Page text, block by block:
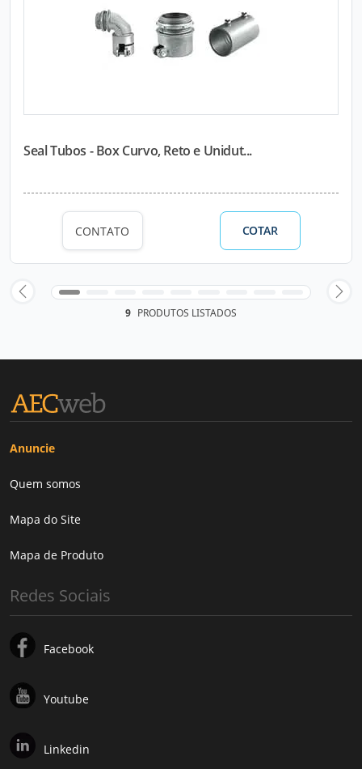
Seal Tubos - Box Curvo, Reto e Unidut...
CONTATO COTAR
9 PRODUTOS LISTADOS
Anuncie
Quem somos
Mapa do Site
Mapa de Produto
Redes Sociais
Facebook
Youtube
Linkedin